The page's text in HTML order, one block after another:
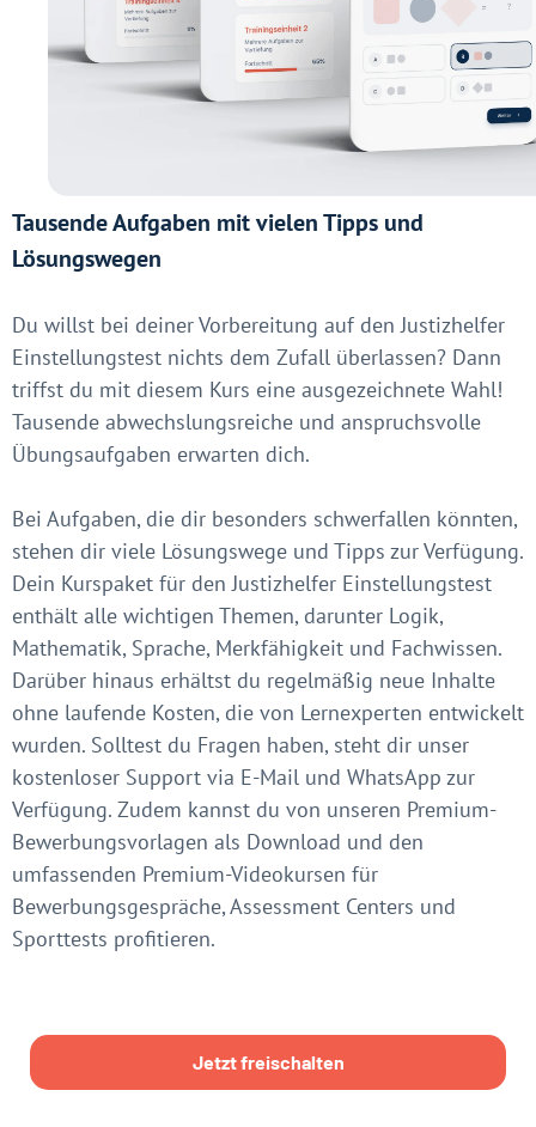
Tausende Aufgaben mit vielen Tipps und
Lösungswegen
Du willst bei deiner Vorbereitung auf den Justizhelfer
Einstellungstest nichts dem Zufall überlassen? Dann
triffst du mit diesem Kurs eine ausgezeichnete Wahl!
Tausende abwechslungsreiche und anspruchsvolle
Übungsaufgaben erwarten dich.
Bei Aufgaben, die dir besonders schwerfallen könnten,
stehen dir viele Lösungswege und Tipps zur Verfügung.
Dein Kurspaket für den Justizhelfer Einstellungstest
enthält alle wichtigen Themen, darunter Logik,
Mathematik, Sprache, Merkfähigkeit und Fachwissen.
Darüber hinaus erhältst du regelmäßig neue Inhalte
ohne laufende Kosten, die von Lernexperten entwickelt
wurden. Solltest du Fragen haben, steht dir unser
kostenloser Support via E-Mail und WhatsApp zur
Verfügung. Zudem kannst du von unseren Premium-
Bewerbungsvorlagen als Download und den
umfassenden Premium-Videokursen für
Bewerbungsgespräche, Assessment Centers und
Sporttests profitieren.
Jetzt freischalten